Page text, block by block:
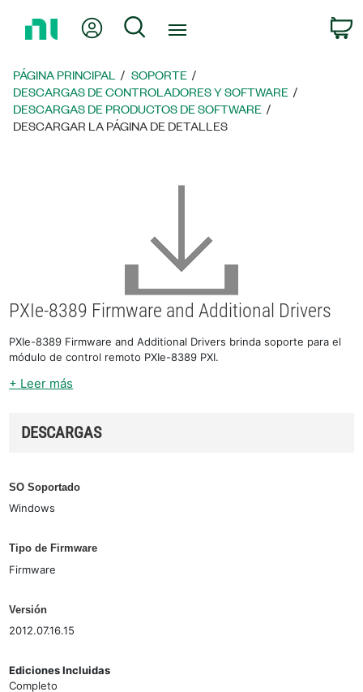
página
principal
Mi cuentaBúsqueda
PÁGINA PRINCIPAL
SOPORTE
DESCARGAS DE CONTROLADORES Y SOFTWARE
DESCARGAS DE PRODUCTOS DE SOFTWARE
DESCARGAR LA PÁGINA DE DETALLES
PXIe-8389 Firmware and Additional Drivers
PXIe-8389 Firmware and Additional Drivers brinda soporte para el
módulo de control remoto PXIe-8389 PXI.
+ Leer más
DESCARGAS
SO Soportado
Windows
Tipo de Firmware
Firmware
Versión
2012.07.16.15
Ediciones Incluidas
Completo